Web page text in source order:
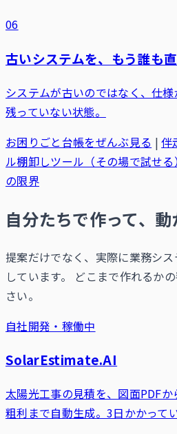
06
古いシステムを、もう誰も
システムが古いのではなく、仕
残っていない状態。
お困りごと台帳をぜんぶ見る | 伴
ル棚卸しツール（その場で試せる）
の限界
自分たちで作って、
提案だけでなく、実際に業務シ
しています。 どこまで作れるか
さい。
自社開発・稼働中
SolarEstimate.AI
太陽光工事の見積を、図面PDFか
粗利まで自動生成。3日かかって